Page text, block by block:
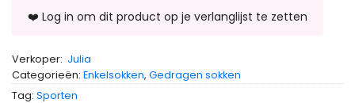
Verkoper: Julia
Categorieën: Enkelsokken, Gedragen sokken
Tag: Sporten